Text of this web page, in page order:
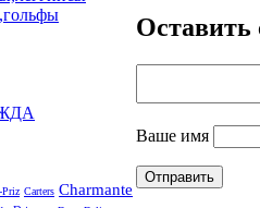
Priz Carters Charmante
Оставить
Ваше имя